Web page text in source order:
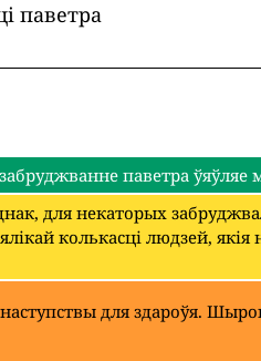
паветра
паветра ўяўляе
для некаторых
колькасці людзей,
для здароўя.